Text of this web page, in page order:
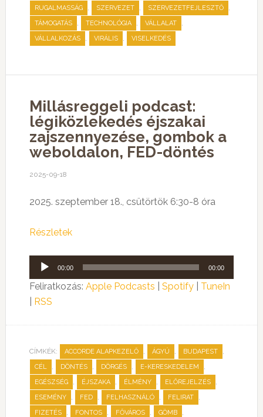
RUGALMASSÁG , SZERVEZET , SZERVEZETFEJLESZTŐ ,
TÁMOGATÁS , TECHNOLÓGIA , VÁLLALAT ,
VÁLLALKOZÁS , VIRÁLIS , VISELKEDÉS
Millásreggeli podcast:
légiközlekedés éjszakai
zajszennyezése, gombok a
weboldalon, FED-döntés
2025-09-18
2025. szeptember 18., csütörtök 6:30-8 óra
Részletek
Audió
lejátszó
00:00 00:00
Feliratkozás: Apple Podcasts Spotify| TuneIn
RSS
CÍMKÉK: ACCORDE ALAPKEZELŐ , ÁGYÚ , BUDAPEST ,
CÉL , DÖNTÉS , DÖRGÉS , E-KERESKEDELEM ,
EGÉSZSÉG , ÉJSZAKA , ÉLMÉNY , ELŐREJELZÉS ,
ESEMÉNY , FED , FELHASZNÁLÓ , FELIRAT ,
FIZETÉS , FONTOS , FŐVÁROS , GÖMB ,